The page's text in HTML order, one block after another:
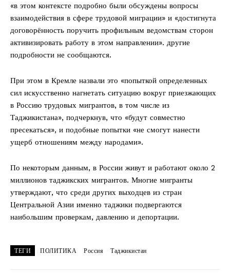
«в этом контексте подробно были обсуждены вопросы
взаимодействия в сфере трудовой миграции» и «достигнута
договорённость поручить профильным ведомствам сторон
активизировать работу в этом направлении». другие
подробности не сообщаются.
При этом в Кремле назвали это «попыткой определенных
сил искусственно нагнетать ситуацию вокруг приезжающих
в Россию трудовых мигрантов, в том числе из
Таджикистана», подчеркнув, что «будут совместно
пресекаться», и подобные попытки «не смогут нанести
ущерб отношениям между народами».
По некоторым данным, в России живут и работают около 2
миллионов таджикских мигрантов. Многие мигранты
утверждают, что среди других выходцев из стран
Центральной Азии именно таджики подвергаются
наибольшим проверкам, давлению и депортации.
ТЕГИ ПОЛИТИКА Россия Таджикистан